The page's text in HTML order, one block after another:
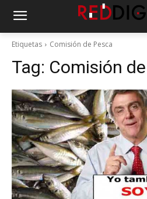
Etiquetas Comisión de Pesca
Tag: Comisión